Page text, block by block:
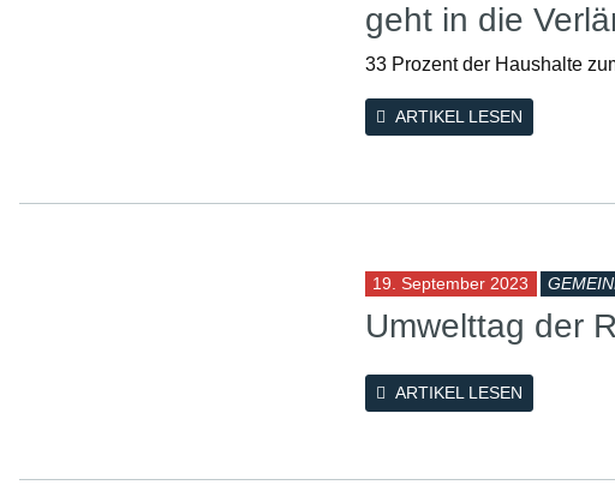
geht in die
33 Prozent der Haushalte
ARTIKEL LESEN
19. September 2023
Umwelttag der
ARTIKEL LESEN